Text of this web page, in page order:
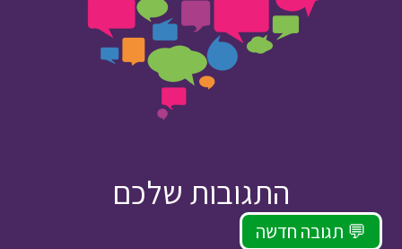
התגובות שלכם
תגובה חדשה 💬